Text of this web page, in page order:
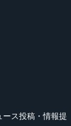
ース投稿・情報提